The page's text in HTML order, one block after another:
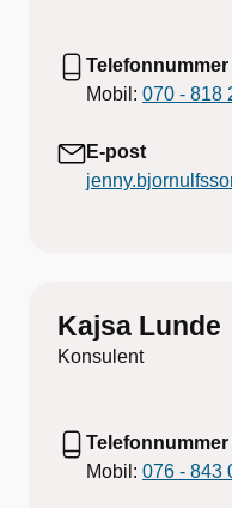
Telefonnummer
Mobil: 070 - 818
E-post
Kajsa Lunde
Konsulent
Telefonnummer
Mobil: 076 - 843